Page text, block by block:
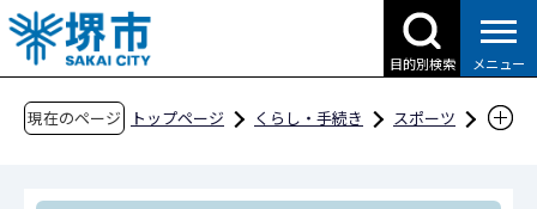
こ
の
ペ
目的別検索 メニュー
現在のページ トップページ くらし・手続き
スポーツ